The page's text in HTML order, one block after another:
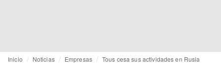
Inicio Noticias Empresas Tous cesa sus actividades en Rusia